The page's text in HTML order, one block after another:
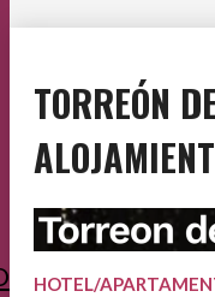
TORREÓN
HOTEL/